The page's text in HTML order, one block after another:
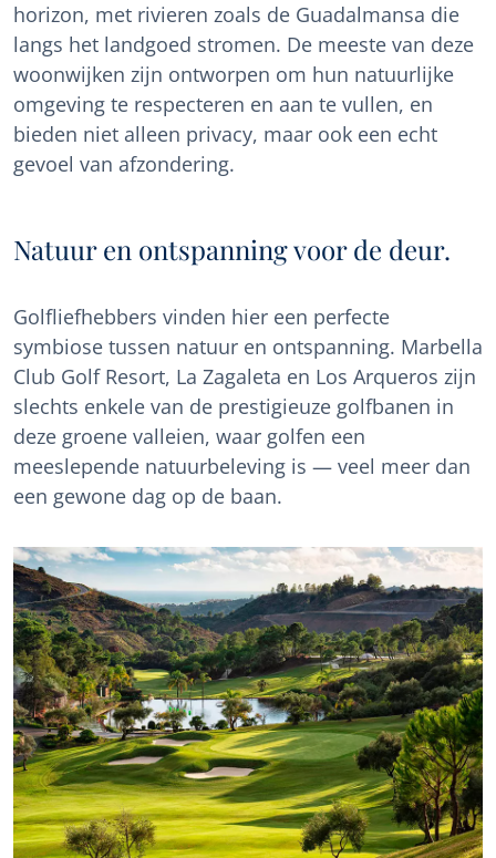
horizon, met rivieren zoals de Guadalmansa die
langs het landgoed stromen. De meeste van deze
woonwijken zijn ontworpen om hun natuurlijke
omgeving te respecteren en aan te vullen, en
bieden niet alleen privacy, maar ook een echt
gevoel van afzondering.
Natuur en ontspanning voor de deur.
Golfliefhebbers vinden hier een perfecte
symbiose tussen natuur en ontspanning. Marbella
Club Golf Resort, La Zagaleta en Los Arqueros zijn
slechts enkele van de prestigieuze golfbanen in
deze groene valleien, waar golfen een
meeslepende natuurbeleving is — veel meer dan
een gewone dag op de baan.